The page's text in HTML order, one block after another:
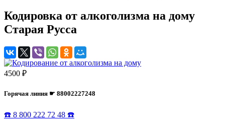
Кодировка от алкоголизма на дому
Старая Русса
4500 ₽
Горячая линия ☛ 88002227248
☎️ 8 800 222 72 48 ☎️